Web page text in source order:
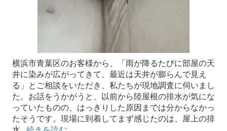
横浜市青葉区のお客様から、「雨が降るたびに部屋の天
井に染みが広がってきて、最近は天井が膨らんで見え
る」とご相談をいただき、私たちが現地調査に伺いまし
た。お話をうかがうと、以前から陸屋根の排水が気にな
っていたものの、はっきりした原因までは分からなかっ
たそうです。現場に到着してまず感じたのは、屋上の排